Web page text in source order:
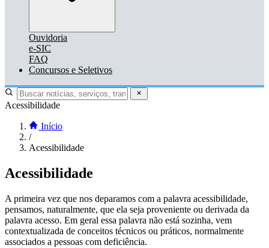
Ouvidoria
e-SIC
FAQ
Concursos e Seletivos
Acessibilidade
Início
/
Acessibilidade
Acessibilidade
A primeira vez que nos deparamos com a palavra acessibilidade,
pensamos, naturalmente, que ela seja proveniente ou derivada da
palavra acesso. Em geral essa palavra não está sozinha, vem
contextualizada de conceitos técnicos ou práticos, normalmente
associados a pessoas com deficiência.